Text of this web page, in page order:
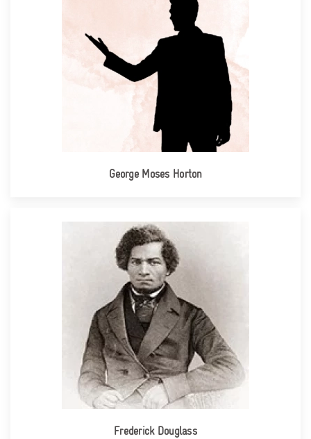
George Moses Horton
Frederick Douglass